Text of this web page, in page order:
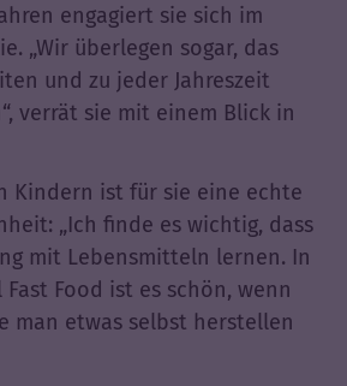
engagiert sie sich im
„Wir überlegen sogar, das
und zu jeder Jahreszeit
verrät sie mit einem Blick in
Kindern ist für sie eine echte
„Ich finde es wichtig, dass
mit Lebensmitteln lernen. In
Food ist es schön, wenn
man etwas selbst herstellen